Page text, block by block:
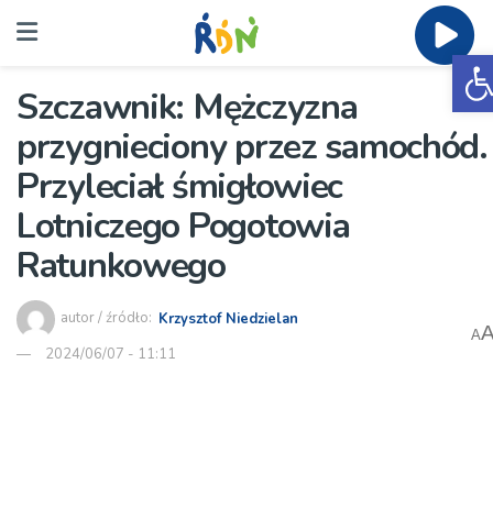
Szczawnik: Mężczyzna
przygnieciony przez samochód.
Przyleciał śmigłowiec
Lotniczego Pogotowia
Ratunkowego
autor / źródło: Krzysztof Niedzielan
2024/06/07 - 11:11
A